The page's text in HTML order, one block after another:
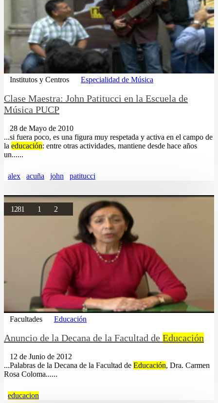
Institutos y Centros Especialidad de Música
Clase Maestra: John Patitucci en la Escuela de
Música PUCP
28 de Mayo de 2010
...si fuera poco, es una figura muy respetada y activa en el campo de
la educación: entre otras actividades, mantiene desde hace años
un......
alex acuña john patitucci
1281 1 2
Facultades Educación
Anuncio de la Decana de la Facultad de Educación
12 de Junio de 2012
...Palabras de la Decana de la Facultad de Educación, Dra. Carmen
Rosa Coloma......
educacion